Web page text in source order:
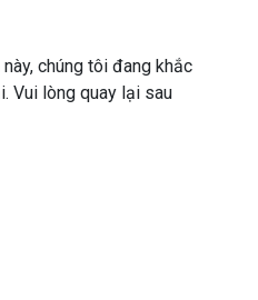
chúng tôi đang khắc
Vui lòng quay lại sau